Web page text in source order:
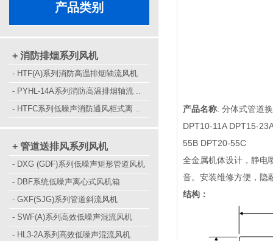
产品类别
+ 消防排烟系列风机
- HTF(A)系列消防高温排烟轴流风机
- PYHL-14A系列消防高温排烟轴流 ..
- HTFC系列低噪声消防通风柜式离 ..
+ 管道送排风系列风机
- DXG (GDF)系列低噪声矩形管道风机
- DBF系统低噪声离心式风机箱
- GXF(SJG)系列管道斜流风机
- SWF(A)系列高效低噪声混流风机
- HL3-2A系列高效低噪声混流风机
产品名称: 分体式管道
DPT10-11A DPT15-
55B DPT20-55C
全金属机体设计，静电
音。安装维修方便，隐
结构：